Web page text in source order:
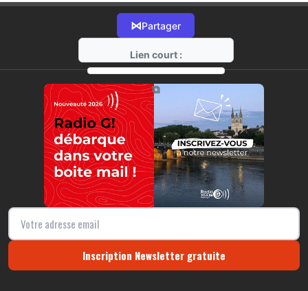
⋈Partager
Lien court :
https://radio-g.fr?7977
⧉
Inscription Newsletter gratuite